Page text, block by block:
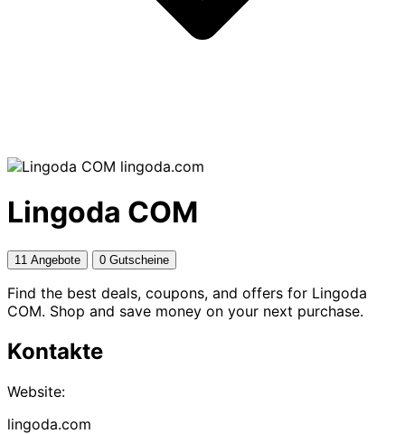
lingoda.com
Lingoda COM
11 Angebote 0 Gutscheine
Find the best deals, coupons, and offers for Lingoda
COM. Shop and save money on your next purchase.
Kontakte
Website:
lingoda.com